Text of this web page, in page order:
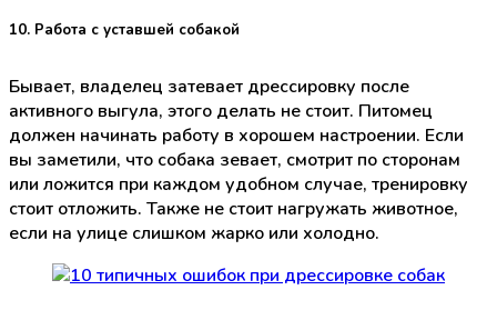
10. Работа с уставшей собакой
Бывает, владелец затевает дрессировку после
активного выгула, этого делать не стоит. Питомец
должен начинать работу в хорошем настроении. Если
вы заметили, что собака зевает, смотрит по сторонам
или ложится при каждом удобном случае, тренировку
стоит отложить. Также не стоит нагружать животное,
если на улице слишком жарко или холодно.